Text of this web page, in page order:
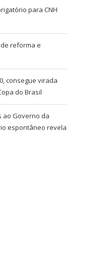
para CNH
reforma e
consegue virada
do Brasil
ao Governo da
espontâneo revela